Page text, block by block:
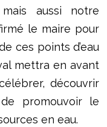
aussi notre
le maire pour
ces points d’eau
mettra en avant
découvrir
promouvoir le
en eau.